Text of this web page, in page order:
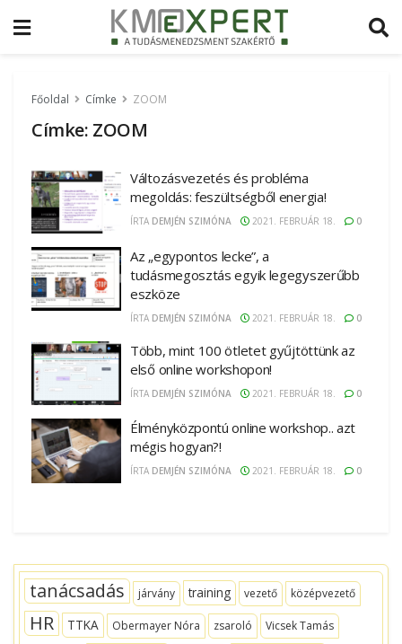
Főoldal Címke ZOOM
Címke: ZOOM
Változásvezetés és probléma
megoldás: feszültségből energia!
ÍRTA DEMJÉN SZIMÓNA 2021. FEBRUÁR 18. 0
Az „egypontos lecke”, a
tudásmegosztás egyik legegyszerűbb
eszköze
ÍRTA DEMJÉN SZIMÓNA 2021. FEBRUÁR 18. 0
Több, mint 100 ötletet gyűjtöttünk az
első online workshopon!
ÍRTA DEMJÉN SZIMÓNA 2021. FEBRUÁR 18. 0
Élményközpontú online workshop.. azt
mégis hogyan?!
ÍRTA DEMJÉN SZIMÓNA 2021. FEBRUÁR 18. 0
tanácsadás járvány training vezető középvezető
HR TTKA Obermayer Nóra zsaroló Vicsek Tamás